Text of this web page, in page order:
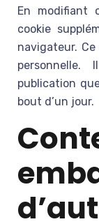
En modifiant
cookie
navigateur.
personnelle.
publication
bout d’un jour.